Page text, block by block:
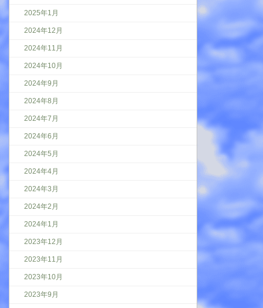
2025年1月
2024年12月
2024年11月
2024年10月
2024年9月
2024年8月
2024年7月
2024年6月
2024年5月
2024年4月
2024年3月
2024年2月
2024年1月
2023年12月
2023年11月
2023年10月
2023年9月